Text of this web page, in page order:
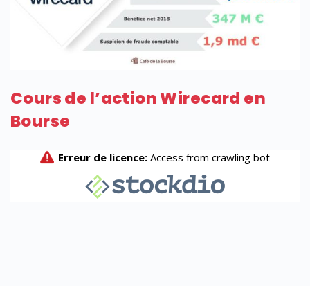
Cours de l’action Wirecard en
Bourse